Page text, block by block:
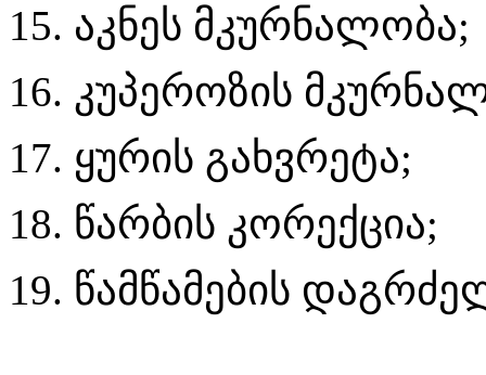
15. აკნეს მკურნალობა;
16. კუპეროზის
17. ყურის გახვრეტა;
18. წარბის კორექცია;
19. წამწამების